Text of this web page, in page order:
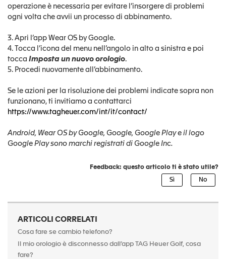
operazione è necessaria per evitare l’insorgere di problemi
ogni volta che avvii un processo di abbinamento.
3. Apri l’app Wear OS by Google.
4. Tocca l’icona del menu nell’angolo in alto a sinistra e poi
tocca Imposta un nuovo orologio.
5. Procedi nuovamente all’abbinamento.
Se le azioni per la risoluzione dei problemi indicate sopra non
funzionano, ti invitiamo a contattarci
https://www.tagheuer.com/int/it/contact/
Android, Wear OS by Google, Google, Google Play e il logo
Google Play sono marchi registrati di Google Inc.
Feedback: questo articolo ti è stato utile?
ARTICOLI CORRELATI
Cosa fare se cambio telefono?
Il mio orologio è disconnesso dall’app TAG Heuer Golf, cosa
fare?